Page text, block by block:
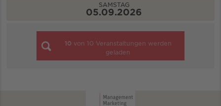
SAMSTAG
05.09.2026
10 von 10 Veranstaltungen werden
geladen